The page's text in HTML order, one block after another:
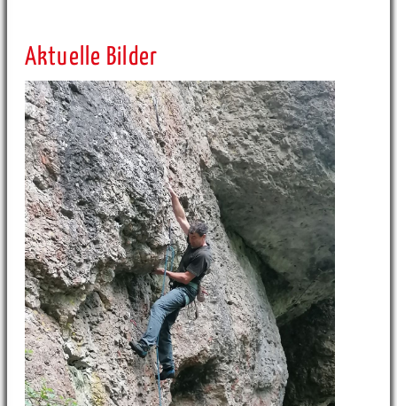
Aktuelle Bilder